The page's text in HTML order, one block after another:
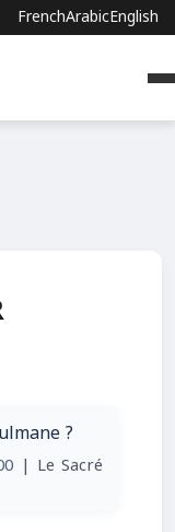
FrenchArabicEnglish
?
| Le Sacré